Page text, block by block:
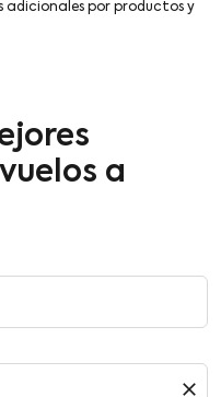
adicionales por productos y
a
close